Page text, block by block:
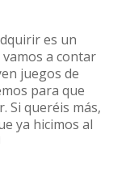
es un
a contar
juegos de
para que
Si queréis más,
ya hicimos al